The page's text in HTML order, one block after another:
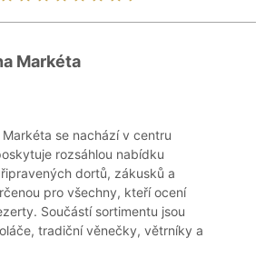
Markéta
Markéta se nachází v centru
rozsáhlou nabídku
dortů, zákusků a
pro všechny, kteří ocení
Součástí sortimentu jsou
tradiční věnečky, větrníky a